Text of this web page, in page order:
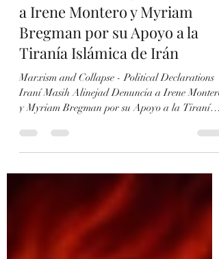
Iraní Masih Alinejad Denuncia
a Irene Montero y Myriam
Bregman por su Apoyo a la
Tiranía Islámica de Irán
Marxism and Collapse - Political Declarations
Iraní Masih Alinejad Denuncia a Irene Montero
pueblo de Irán y el movimiento de mujeres iraní
Masih Alinejad, perseguida por la Tiranía
Islámica de los Ayatollahs y amenazada de
muerte por el propio Carnicero Khamenei... ¡
Denuncia las posiciones pro-régimen teócratico
de Irene Montero y Myriam Bregman! Estas